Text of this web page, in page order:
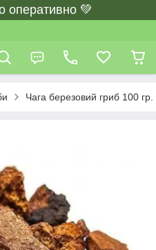
оперативно 💚
Чага березовий гриб 100